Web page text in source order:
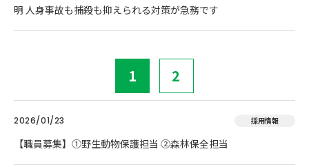
明 人身事故も捕殺も抑えられる対策が急務です
1 2
2026/01/23 採用情報
【職員募集】①野生動物保護担当 ②森林保全担当